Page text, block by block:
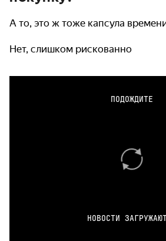
А то, это ж тоже капсула
Нет, слишком рискованно
ПОДОЖДИТЕ
НОВОСТИ